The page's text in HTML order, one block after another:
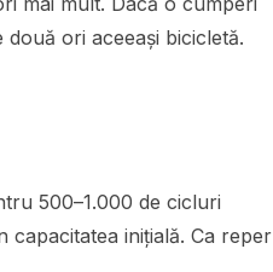
ori aceeași bicicletă.
500–1.000 de cicluri
capacitatea inițială. Ca reper